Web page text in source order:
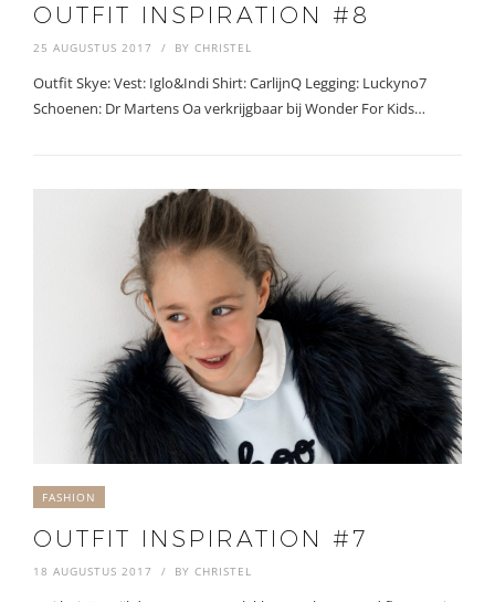
OUTFIT INSPIRATION #8
25 AUGUSTUS 2017 BY CHRISTEL
Outfit Skye: Vest: Iglo&Indi Shirt: CarlijnQ Legging: Luckyno7
Schoenen: Dr Martens Oa verkrijgbaar bij Wonder For Kids…
FASHION
OUTFIT INSPIRATION #7
18 AUGUSTUS 2017 BY CHRISTEL